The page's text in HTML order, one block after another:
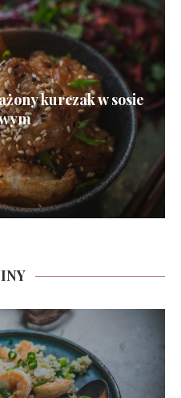
kurczak w sosie